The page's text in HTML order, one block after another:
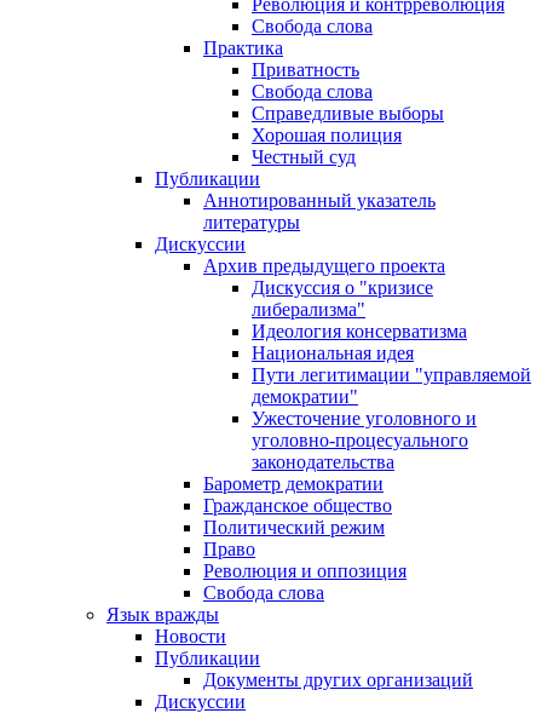
Революция и контрреволюция
Свобода слова
Практика
Приватность
Свобода слова
Справедливые выборы
Хорошая полиция
Честный суд
Публикации
Аннотированный указатель
литературы
Дискуссии
Архив предыдущего проекта
Дискуссия о "кризисе
либерализма"
Идеология консерватизма
Национальная идея
Пути легитимации "управляемой
демократии"
Ужесточение уголовного и
уголовно-процесуального
законодательства
Барометр демократии
Гражданское общество
Политический режим
Право
Революция и оппозиция
Свобода слова
Язык вражды
Новости
Публикации
Документы других организаций
Дискуссии